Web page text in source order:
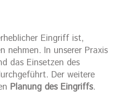
Eingriff ist,
nehmen. In unserer Praxis
das Einsetzen des
Der weitere
Planung des Eingriffs.